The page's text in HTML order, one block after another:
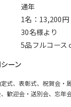
通年
1名：13,200円
30名様より
5品フルコース
ーン
式、表彰式、祝賀会・
歓迎会・送別会、忘年